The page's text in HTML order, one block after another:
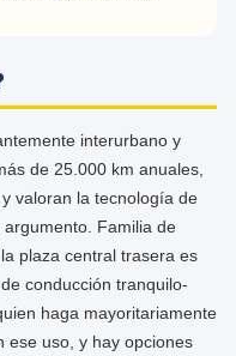
interurbano y
de 25.000 km anuales,
valoran la tecnología de
Familia de
plaza central trasera es
conducción tranquilo-
haga mayoritariamente
ese uso, y hay opciones